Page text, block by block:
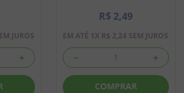
JUROS
＋
R$ 2,49
EM ATÉ 1X R$ 2,24 SEM JUROS
＋
－
COMPRAR